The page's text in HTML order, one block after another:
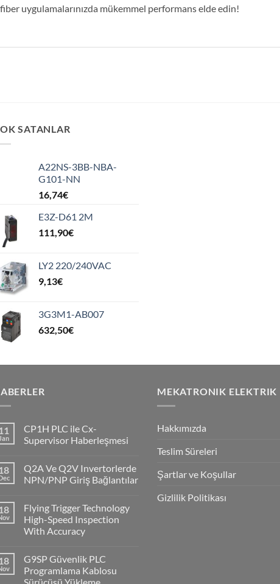
uygulamalarınızda mükemmel performans elde edin!
SATANLAR
A22NS-3BB-NBA-
G101-NN
16,74€
E3Z-D61 2M
111,90€
LY2 220/240VAC
9,13€
3G3M1-AB007
632,50€
Jan
CP1H PLC ile Cx-
Supervisor Haberleşmesi
on
CP1H
PLC
Supervisor
Haberleşmesi
Q2A Ve Q2V Invertorlerde
NPN/PNP Giriş Bağlantılar
on
Q2A
Ve
Q2V
Giriş
Bağlantılar
Flying Trigger Technology
High-Speed Inspection
With Accuracy
on
Flying
Trigger
G9SP Güvenlik PLC
Programlama Kablosu
MEKATRONIK ELEKTRIK
Hakkımızda
Teslim Süreleri
Şartlar ve Koşullar
Gizlilik Politikası